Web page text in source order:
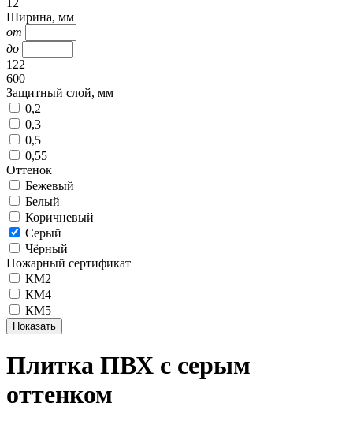
12
Ширина, мм
от
до
122
600
Защитный слой, мм
0,2
0,3
0,5
0,55
Оттенок
Бежевый
Белый
Коричневый
Серый
Чёрный
Пожарный сертификат
КМ2
КМ4
КМ5
Плитка ПВХ с серым
оттенком